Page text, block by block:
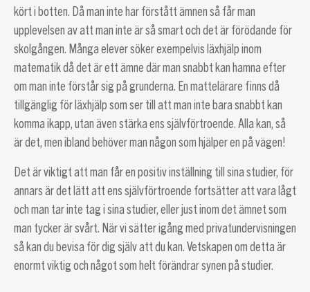
kört i botten. Då man inte har förstått ämnen så får man
upplevelsen av att man inte är så smart och det är förödande för
skolgången. Många elever söker exempelvis läxhjälp inom
matematik då det är ett ämne där man snabbt kan hamna efter
om man inte förstår sig på grunderna. En mattelärare finns då
tillgänglig för läxhjälp som ser till att man inte bara snabbt kan
komma ikapp, utan även stärka ens självförtroende. Alla kan, så
är det, men ibland behöver man någon som hjälper en på vägen!
Det är viktigt att man får en positiv inställning till sina studier, för
annars är det lätt att ens självförtroende fortsätter att vara lågt
och man tar inte tag i sina studier, eller just inom det ämnet som
man tycker är svårt. När vi sätter igång med privatundervisningen
så kan du bevisa för dig själv att du kan. Vetskapen om detta är
enormt viktig och något som helt förändrar synen på studier.